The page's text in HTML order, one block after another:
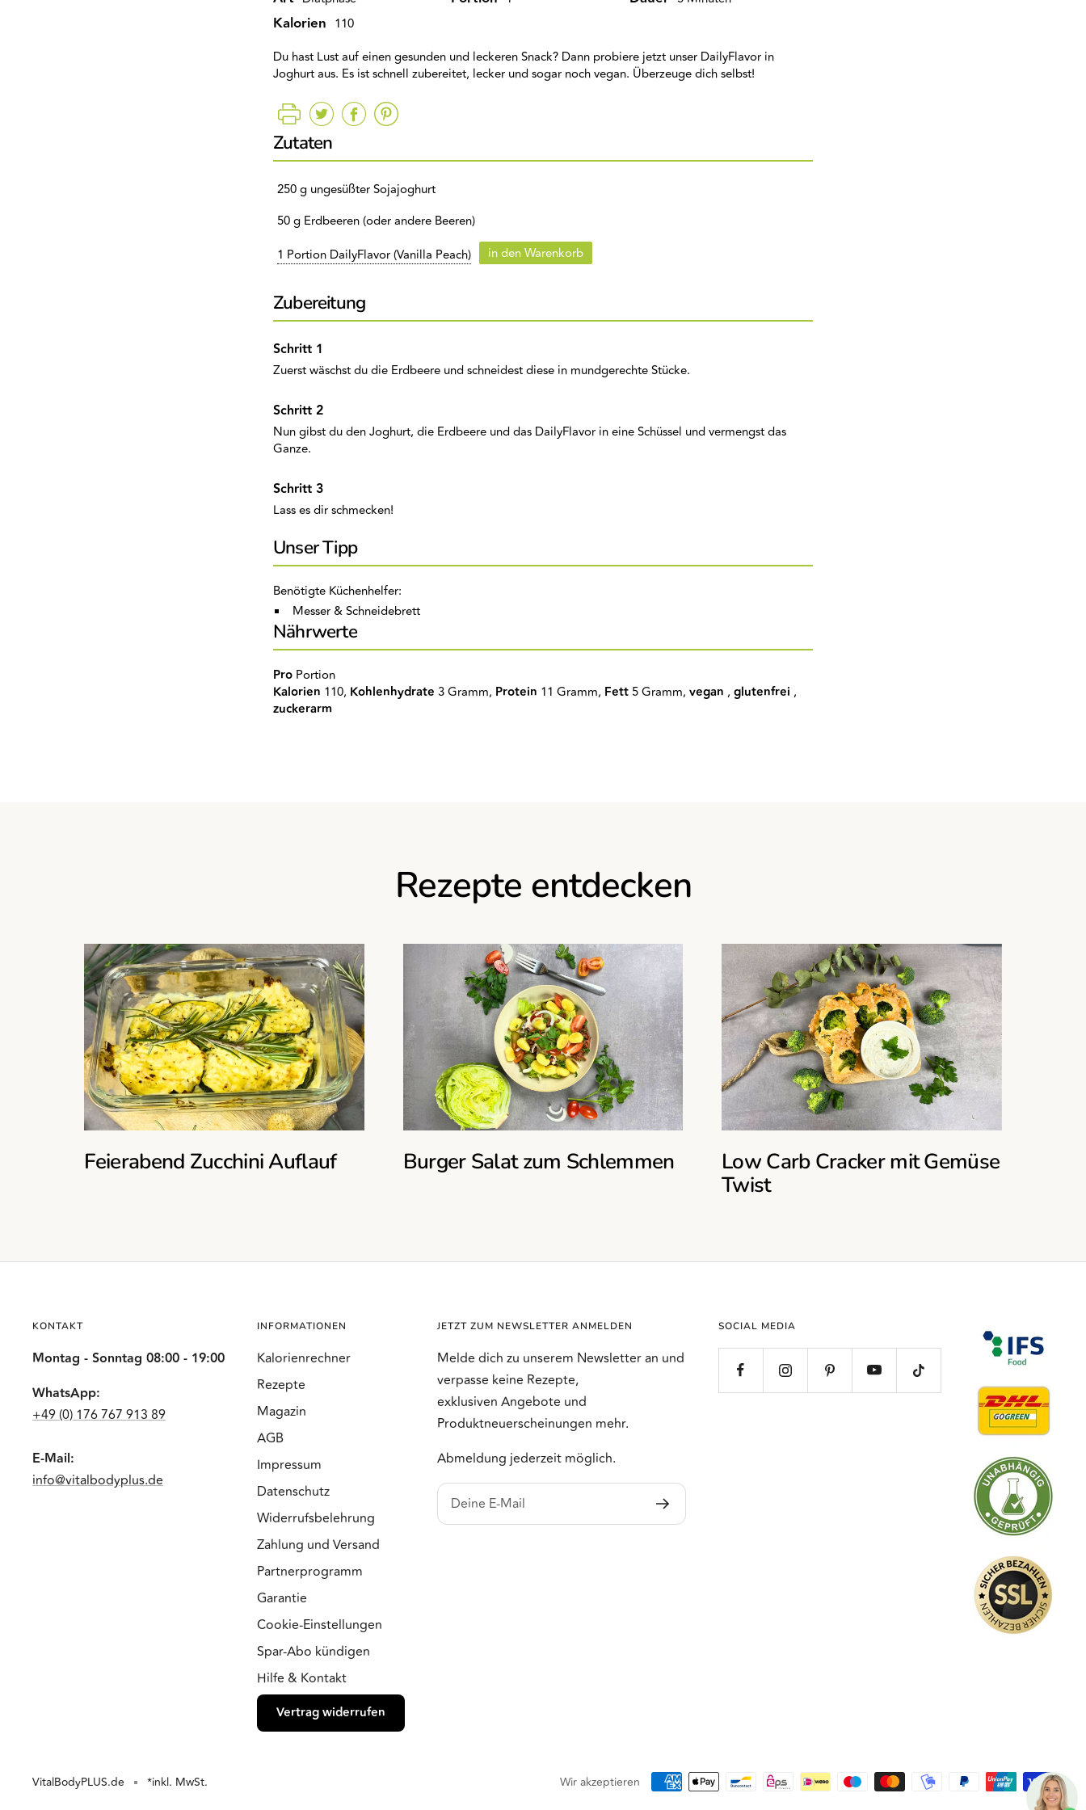
Kalorien 110
Du hast Lust auf einen gesunden und leckeren Snack? Dann probiere jetzt unser DailyFlavor in
Joghurt aus. Es ist schnell zubereitet, lecker und sogar noch vegan. Überzeuge dich selbst!
Zutaten
250 g ungesüßter Sojajoghurt
50 g Erdbeeren (oder andere Beeren)
1 Portion DailyFlavor (Vanilla Peach)
in den Warenkorb
Zubereitung
Zuerst wäschst du die Erdbeere und schneidest diese in mundgerechte Stücke.
Nun gibst du den Joghurt, die Erdbeere und das DailyFlavor in eine Schüssel und vermengst das
Ganze.
Lass es dir schmecken!
Unser Tipp
Benötigte Küchenhelfer:
Messer & Schneidebrett
Nährwerte
Pro Portion
Kalorien 110, Kohlenhydrate 3 Gramm, Protein 11 Gramm, Fett 5 Gramm, vegan , glutenfrei ,
zuckerarm
Rezepte entdecken
Feierabend Zucchini Auflauf Burger Salat zum Schlemmen
Low Carb Cracker mit Gemüse
Twist
KONTAKT
Montag - Sonntag 08:00 - 19:00
WhatsApp:
+49 (0) 176 767 913 89
E-Mail:
info@vitalbodyplus.de
INFORMATIONEN
Kalorienrechner
Rezepte
Magazin
AGB
Impressum
Datenschutz
Widerrufsbelehrung
Zahlung und Versand
Partnerprogramm
Garantie
Cookie-Einstellungen
Spar-Abo kündigen
Hilfe & Kontakt
Vertrag widerrufen
JETZT ZUM NEWSLETTER ANMELDEN
Melde dich zu unserem Newsletter an und
verpasse keine Rezepte,
exklusiven Angebote und
Produktneuerscheinungen mehr.
Abmeldung jederzeit möglich.
Deine E-Mail
SOCIAL MEDIA
VitalBodyPLUS.de *inkl. MwSt. Wir akzeptieren